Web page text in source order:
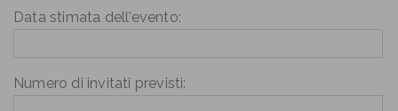
Data stimata dell'evento:
Numero di invitati previsti: